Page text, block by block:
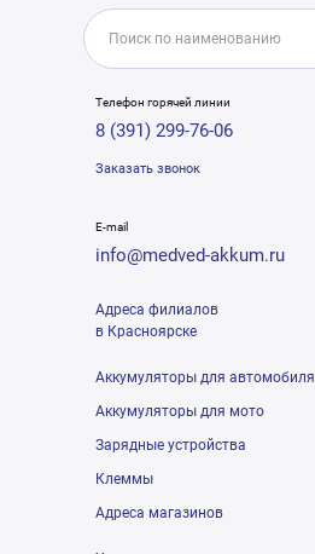
Телефон горячей линии
8 (391) 299-76-06
Заказать звонок
E-mail
info@medved-akkum.ru
Адреса филиалов
в Красноярске
Аккумуляторы для автомобиля
Аккумуляторы для мото
Зарядные устройства
Клеммы
Адреса магазинов